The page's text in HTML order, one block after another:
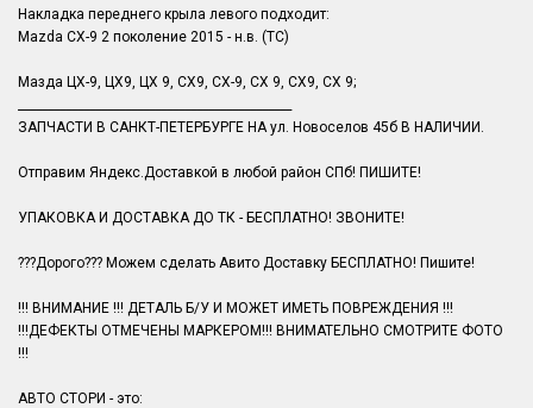
Накладка переднего крыла левого подходит:
Mazda CX-9 2 поколение 2015 - н.в. (TC)
Мазда ЦХ-9, ЦХ9, ЦХ 9, СХ9, СХ-9, СХ 9, CX9, CX 9;
ЗАПЧАСТИ В САНКТ-ПЕТЕРБУРГЕ НА ул. Новоселов 45б В НАЛИЧИИ.
Отправим Яндекс.Доставкой в любой район СПб! ПИШИТЕ!
УПАКОВКА И ДОСТАВКА ДО ТК - БЕСПЛАТНО! ЗВОНИТЕ!
???Дорого??? Можем сделать Авито Доставку БЕСПЛАТНО! Пишите!
!!! ВНИМАНИЕ !!! ДЕТАЛЬ Б/У И МОЖЕТ ИМЕТЬ ПОВРЕЖДЕНИЯ !!!
!!!ДЕФЕКТЫ ОТМЕЧЕНЫ МАРКЕРОМ!!! ВНИМАТЕЛЬНО СМОТРИТЕ ФОТО
!!!
АВТО СТОРИ - это: